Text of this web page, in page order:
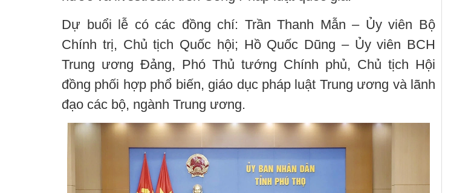
Dự buổi lễ có các đồng chí: Trần Thanh Mẫn – Ủy viên Bộ
Chính trị, Chủ tịch Quốc hội; Hồ Quốc Dũng – Ủy viên BCH
Trung ương Đảng, Phó Thủ tướng Chính phủ, Chủ tịch Hội
đồng phối hợp phổ biến, giáo dục pháp luật Trung ương và lãnh
đạo các bộ, ngành Trung ương.